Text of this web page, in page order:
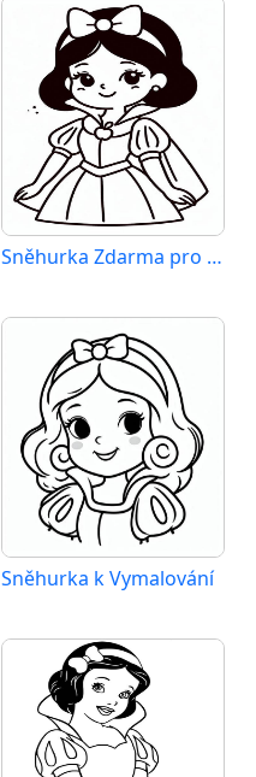
Sněhurka Zdarma pro Děti
Sněhurka k Vymalování